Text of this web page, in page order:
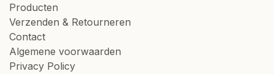
Producten
Verzenden & Retourneren
Contact
Algemene voorwaarden
Privacy Policy